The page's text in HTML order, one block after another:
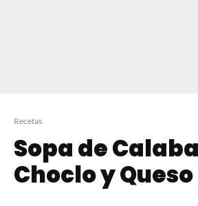
Recetas
Sopa de
Choclo y Queso